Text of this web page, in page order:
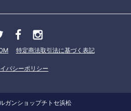
特定商法取引法に基づく表記
バシーポリシー
ガンショップチトセ浜松